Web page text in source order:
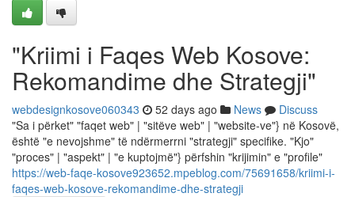
"Kriimi i Faqes Web Kosove:
Rekomandime dhe Strategji"
webdesignkosove060343 52 days ago News
Discuss
"Sa i përket" "faqet web" | "sitëve web" | "website-ve"} në Kosovë,
është "e nevojshme" të ndërmerrni "strategji" specifike. "Kjo"
"proces" | "aspekt" | "e kuptojmë"} përfshin "krijimin" e "profile"
https://web-faqe-kosove923652.mpeblog.com/75691658/kriimi-i-
faqes-web-kosove-rekomandime-dhe-strategji